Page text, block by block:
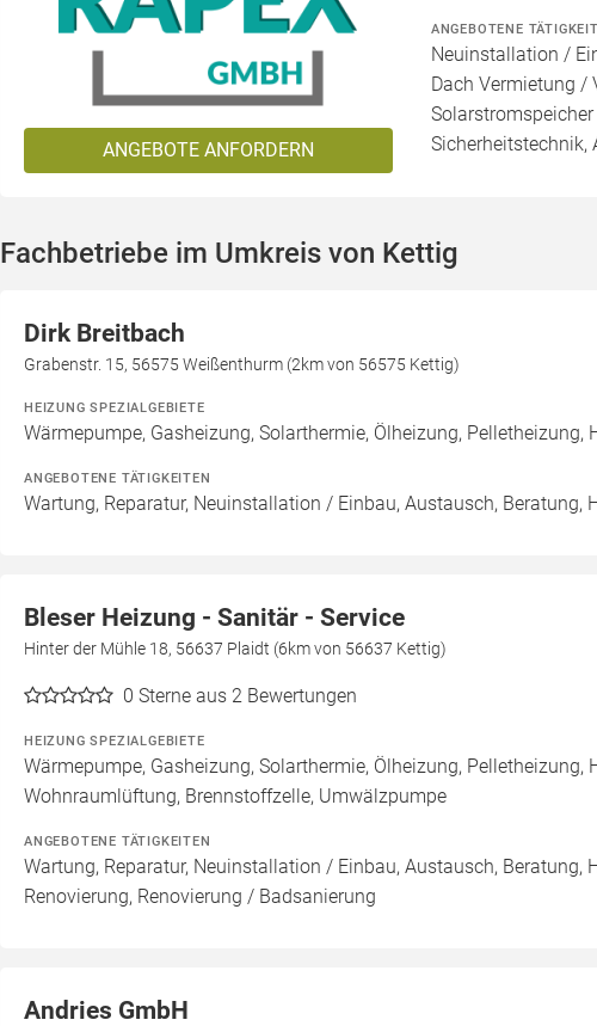
ANGEBOTE ANFORDERN
ANGEBOTENE
Neuinstallation /
Dach Vermietung /
Sicherheitstechnik,
Fachbetriebe im Umkreis von Kettig
Dirk Breitbach
Grabenstr. 15, 56575 Weißenthurm (2km von 56575 Kettig)
HEIZUNG SPEZIALGEBIETE
Wärmepumpe, Gasheizung, Solarthermie, Ölheizung,
ANGEBOTENE TÄTIGKEITEN
Wartung, Reparatur, Neuinstallation / Einbau, Austausch, Beratung,
Bleser Heizung - Sanitär - Service
Hinter der Mühle 18, 56637 Plaidt (6km von 56637 Kettig)
0 Sterne aus 2 Bewertungen
HEIZUNG SPEZIALGEBIETE
Wärmepumpe, Gasheizung, Solarthermie, Ölheizung, Pelletheizung,
Wohnraumlüftung, Brennstoffzelle, Umwälzpumpe
ANGEBOTENE TÄTIGKEITEN
Wartung, Reparatur, Neuinstallation / Einbau, Austausch, Beratung,
Renovierung, Renovierung / Badsanierung
Andries GmbH